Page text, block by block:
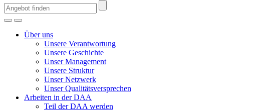
Über uns
Unsere Verantwortung
Unsere Geschichte
Unser Management
Unsere Struktur
Unser Netzwerk
Unser Qualitätsversprechen
Arbeiten in der DAA
Teil der DAA werden